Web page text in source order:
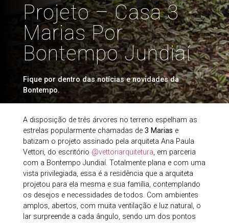
Projeto – Casa 3
Marias Por
Bontempo Jundiaí
Fique por dentro das notícias e novidades da
Bontempo.
A disposição de três árvores no terreno espelham as
estrelas popularmente chamadas de 3 Marias e
batizam o projeto assinado pela arquiteta Ana Paula
Vettori, do escritório @vettoriarquitetura, em parceria
com a Bontempo Jundiaí. Totalmente plana e com uma
vista privilegiada, essa é a residência que a arquiteta
projetou para ela mesma e sua família, contemplando
os desejos e necessidades de todos. Com ambientes
amplos, abertos, com muita ventilação e luz natural, o
lar surpreende a cada ângulo, sendo um dos pontos